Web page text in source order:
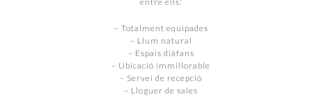
– Totalment equipades
– Llum natural
– Espais diàfans
– Ubicació immillorable
– Servei de recepció
– Lloguer de sales